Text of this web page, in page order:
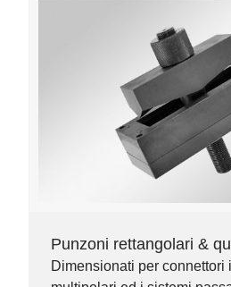
Punzoni rettangolari &
Dimensionati per connettori